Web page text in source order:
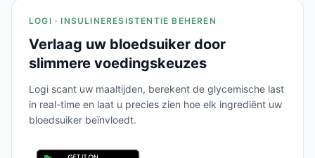
LOGI · INSULINERESISTENTIE BEHEREN
Verlaag uw bloedsuiker door
slimmere voedingskeuzes
Logi scant uw maaltijden, berekent de glycemische last
in real-time en laat u precies zien hoe elk ingrediënt uw
bloedsuiker beïnvloedt.